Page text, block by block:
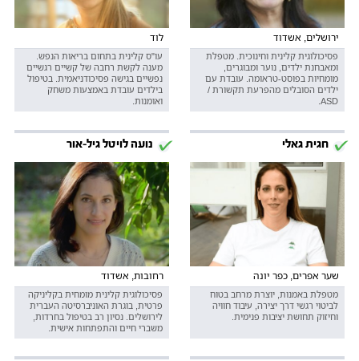
ירושלים, אשדוד
פסיכולוגית קלינית וחינוכית. מטפלת
ומאבחנת ילדים, נוער ומבוגרים,
מומחיות בפוסט-טראומה. עובדת עם
ילדים הסובלים מהפרעת תקשורת /
ASD.
לוד
עו"ס קלינית בתחום בריאות הנפש.
מענה לקשת רחבה של קשיים רגשיים
נפשיים בגישה פסיכודניאמית. בטיפול
בילדים עובדת באמצעות משחק
ואומנות.
חגית גאלי
שער אפרים, כפר יונה
מטפלת באמנות, יוצרת מרחב בטוח
לביטוי רגשי דרך יצירה, עיבוד חוויה
וחיזוק תחושת יציבות פנימית.
נועה לויטל גיל-אור
רחובות, אשדוד
פסיכולוגית קלינית מומחית בקליניקה
פרטית, בוגרת האוניברסיטה העברית
לירושלים. נסיון רב בטיפול בחרדות,
משברי חיים והתפתחות אישית.